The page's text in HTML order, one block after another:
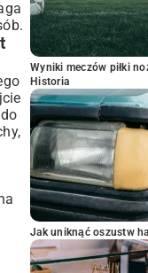
Wyniki meczów piłki
Historia
Jak uniknąć oszustw